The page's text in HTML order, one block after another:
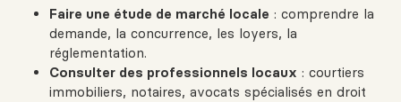
Faire une étude de marché locale : comprendre la
demande, la concurrence, les loyers, la
réglementation.
Consulter des professionnels locaux : courtiers
immobiliers, notaires, avocats spécialisés en droit